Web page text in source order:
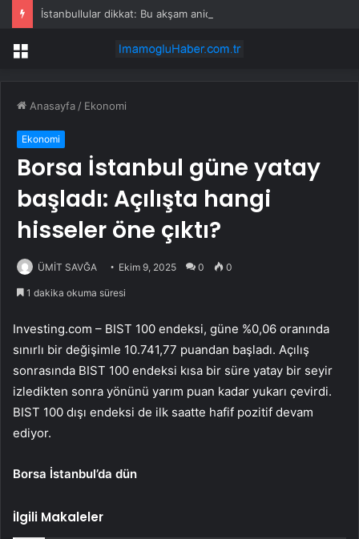
İstanbullular dikkat: Bu akşam aniden bastırabilir!
Menü
Anasayfa / Ekonomi
Ekonomi
Borsa İstanbul güne yatay
başladı: Açılışta hangi
hisseler öne çıktı?
ÜMİT SAVĞA Ekim 9, 2025 0 0
1 dakika okuma süresi
Investing.com – BIST 100 endeksi, güne %0,06 oranında
sınırlı bir değişimle 10.741,77 puandan başladı. Açılış
sonrasında BIST 100 endeksi kısa bir süre yatay bir seyir
izledikten sonra yönünü yarım puan kadar yukarı çevirdi.
BIST 100 dışı endeksi de ilk saatte hafif pozitif devam
ediyor.
Borsa İstanbul’da dün
İlgili Makaleler